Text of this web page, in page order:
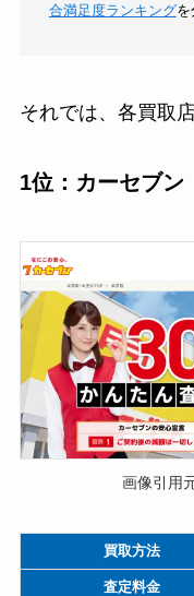
合満足度ランキングを
それでは、各買取
1位：カーセブン
画像引用
買取方法
査定料金